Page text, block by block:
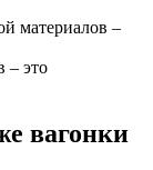
материалов –
– это
вагонки